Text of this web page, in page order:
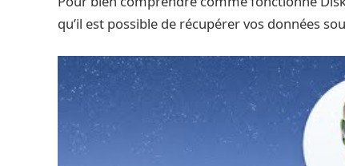
qu’il est possible de récupérer vos données